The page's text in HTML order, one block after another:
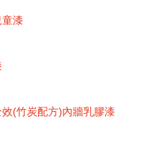
漆
(竹炭配方)內牆乳膠漆